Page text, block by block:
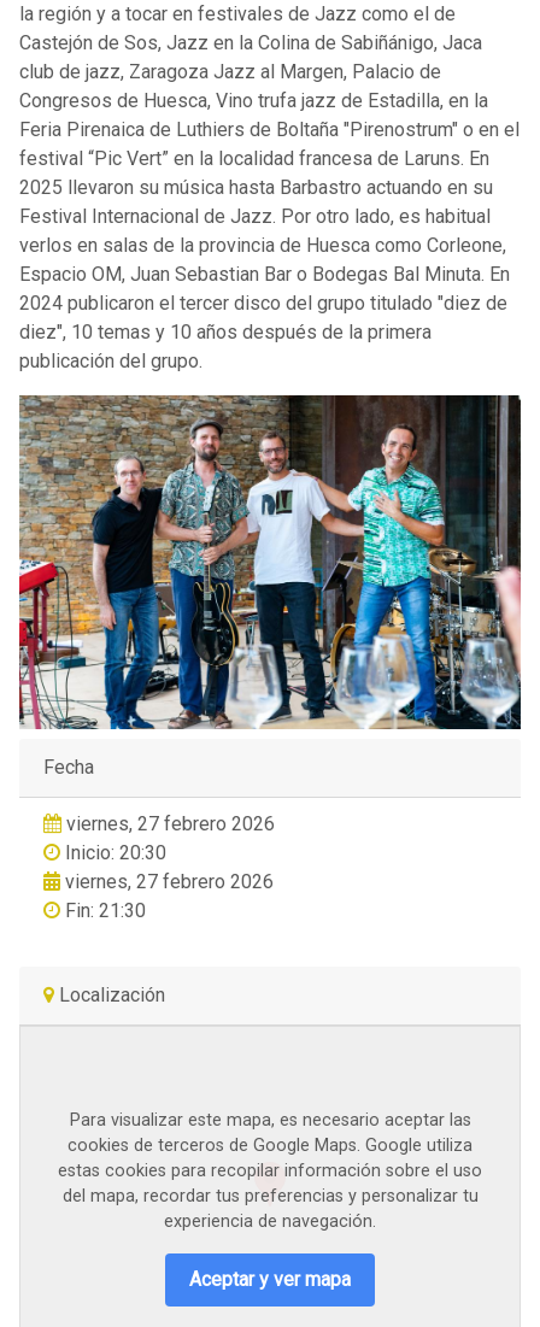
la región y a tocar en festivales de Jazz como el de
Castejón de Sos, Jazz en la Colina de Sabiñánigo, Jaca
club de jazz, Zaragoza Jazz al Margen, Palacio de
Congresos de Huesca, Vino trufa jazz de Estadilla, en la
Feria Pirenaica de Luthiers de Boltaña "Pirenostrum" o en el
festival “Pic Vert” en la localidad francesa de Laruns. En
2025 llevaron su música hasta Barbastro actuando en su
Festival Internacional de Jazz. Por otro lado, es habitual
verlos en salas de la provincia de Huesca como Corleone,
Espacio OM, Juan Sebastian Bar o Bodegas Bal Minuta. En
2024 publicaron el tercer disco del grupo titulado "diez de
diez", 10 temas y 10 años después de la primera
publicación del grupo.
Fecha
viernes, 27 febrero 2026
Inicio: 20:30
viernes, 27 febrero 2026
Fin: 21:30
Localización
Para visualizar este mapa, es necesario aceptar las
cookies de terceros de Google Maps. Google utiliza
estas cookies para recopilar información sobre el uso
del mapa, recordar tus preferencias y personalizar tu
experiencia de navegación.
Aceptar y ver mapa